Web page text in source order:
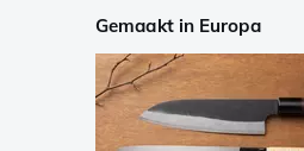
Gemaakt in Europa